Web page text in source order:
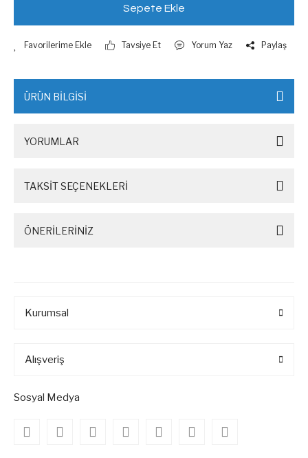
Sepete Ekle
Tavsiye Et Yorum Yaz Paylaş
ÜRÜN BİLGİSİ
YORUMLAR
TAKSİT SEÇENEKLERİ
ÖNERİLERİNİZ
Kurumsal
Alışveriş
Sosyal Medya